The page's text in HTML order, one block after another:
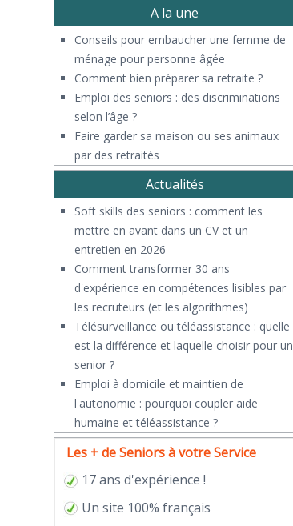
A la une
Conseils pour embaucher une femme de
ménage pour personne âgée
Comment bien préparer sa retraite ?
Emploi des seniors : des discriminations
selon l’âge ?
Faire garder sa maison ou ses animaux
par des retraités
Actualités
Soft skills des seniors : comment les
mettre en avant dans un CV et un
entretien en 2026
Comment transformer 30 ans
d'expérience en compétences lisibles par
les recruteurs (et les algorithmes)
Télésurveillance ou téléassistance : quelle
est la différence et laquelle choisir pour un
senior ?
​Emploi à domicile et maintien de
l'autonomie : pourquoi coupler aide
humaine et téléassistance ?
Les + de Seniors à votre Service
17 ans d'expérience !
Un site 100% français